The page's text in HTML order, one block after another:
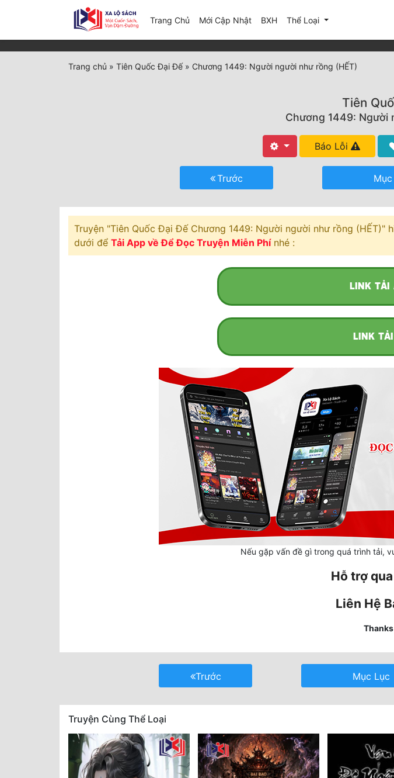
Trang Chủ Mới Cập Nhật(current)
BXH Thể Loại
Trang chủ » Tiên Quốc Đại Đế» Chương 1449: Người người như rồng (HẾT)
Tiên
Chương 1449: Người
Báo Lỗi
Trước
Truyện "Tiên Quốc Đại Đế Chương 1449: Người người như rồng
dưới để Tải App về Để Đọc Truyện Miễn Phínhé :
LINK TẢI
LINK
Nếu gặp vấn đề gì trong quá trình tải,
Hỗ trợ
Liên Hệ
Trước Mục Lục
Truyện Cùng Thể Loại